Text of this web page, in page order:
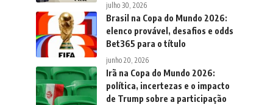
julho 30, 2026
Brasil na Copa do Mundo 2026:
elenco provável, desafios e odds
Bet365 para o título
junho 20, 2026
Irã na Copa do Mundo 2026:
política, incertezas e o impacto
de Trump sobre a participação